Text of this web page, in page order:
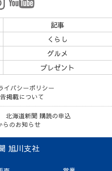
記事
くらし
グルメ
プレゼント
イバシーポリシー
掲載について
北海道新聞 購読の申込
らのお知らせ
旭川支社